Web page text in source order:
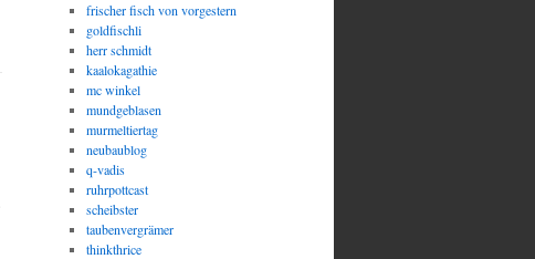
frischer fisch von vorgestern
goldfischli
herr schmidt
kaalokagathie
mc winkel
mundgeblasen
murmeltiertag
neubaublog
q-vadis
ruhrpottcast
scheibster
taubenvergrämer
thinkthrice